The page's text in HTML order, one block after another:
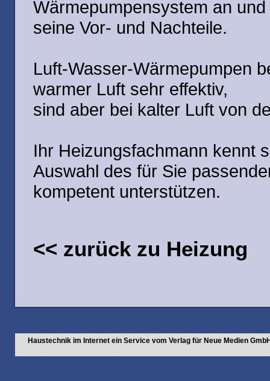
Wärmepumpensystem an und
seine Vor- und Nachteile.
Luft-Wasser-Wärmepumpen
warmer Luft sehr effektiv,
sind aber bei kalter Luft von
Ihr Heizungsfachmann kennt
Auswahl des für Sie
kompetent unterstützen.
<< zurück zu Heizung
Haustechnik im Internet ein Service vom Verlag für Neue Medien